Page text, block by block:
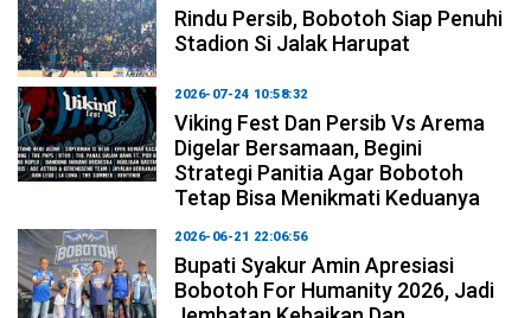
Rindu Persib, Bobotoh Siap Penuhi
Stadion Si Jalak Harupat
2026-07-24 10:58:32
Viking Fest Dan Persib Vs Arema
Digelar Bersamaan, Begini
Strategi Panitia Agar Bobotoh
Tetap Bisa Menikmati Keduanya
2026-06-21 22:06:56
Bupati Syakur Amin Apresiasi
Bobotoh For Humanity 2026, Jadi